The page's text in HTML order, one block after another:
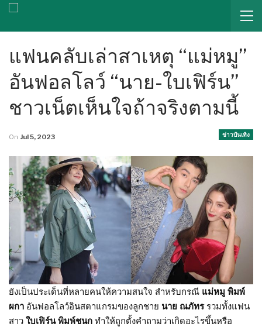
แฟนคลับเล่าสาเหตุ “แม่หมู”
อันฟอลโลว์ “นาย-ใบเฟิร์น”
ชาวเน็ตเห็นใจถ้าจริงตามนี้
ข่าวบันเทิง
On Jul 5, 2023
ยังเป็นประเด็นที่หลายคนให้ความสนใจ สำหรับกรณี แม่หมู พิมพ์
ผกา อันฟอลโลว์อินสตาแกรมของลูกชาย นาย ณภัทรรวมทั้งแฟน
สาว ใบเฟิร์น พิมพ์ชนก ทำให้ถูกตั้งคำถามว่าเกิดอะไรขึ้นหรือ